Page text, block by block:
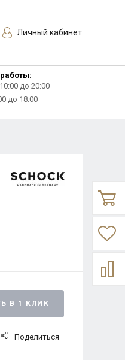
Личный кабинет
до 20:00
до 18:00
В 1 КЛИК
Поделиться